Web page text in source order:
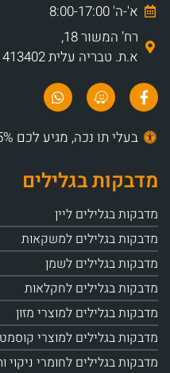
א'-ה' 8:00-17:00
רח’ המשור 18,
א.ת. טבריה עלית 1413402
בעלי תו נכה, מגיע לכם 5% הנחה! בהתאם לתקנון.
מדבקות בגלילים
מדבקות בגלילים ליין
מדבקות בגלילים למשקאות
מדבקות בגלילים לשמן
מדבקות בגלילים לחקלאות
מדבקות בגלילים למוצרי מזון
מדבקות בגלילים למוצרי
מדבקות בגלילים לחומרי ניקוי